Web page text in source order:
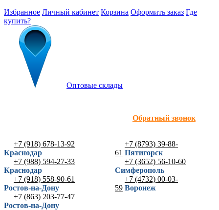
Избранное Личный кабинет Корзина Оформить заказ Где
купить?
Оптовые склады
Обратный звонок
+7 (918) 678-13-92
Краснодар
+7 (988) 594-27-33
Краснодар
+7 (918) 558-90-61
Ростов-на-Дону
+7 (863) 203-77-47
Ростов-на-Дону
+7 (8793) 39-88-
61 Пятигорск
+7 (3652) 56-10-60
Симферополь
+7 (4732) 00-03-
59 Воронеж